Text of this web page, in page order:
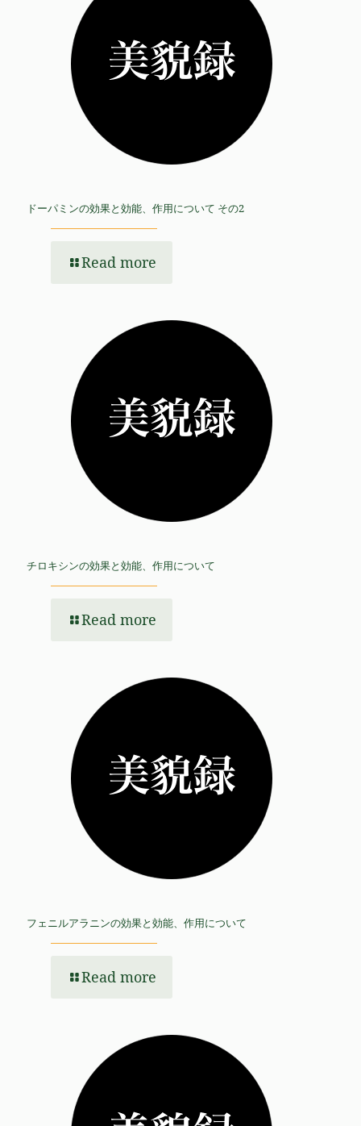
ドーパミンの効果と効能、作用について その2
Read more
チロキシンの効果と効能、作用について
Read more
フェニルアラニンの効果と効能、作用について
Read more